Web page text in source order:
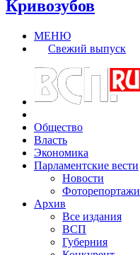
Кривозубов
МЕНЮ
Свежий выпуск
Общество
Власть
Экономика
Парламентские вести
Новости
Фоторепортажи
Архив
Все издания
ВСП
Губерния